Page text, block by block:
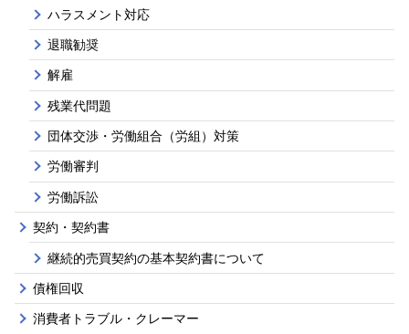
ハラスメント対応
退職勧奨
解雇
残業代問題
団体交渉・労働組合（労組）対策
労働審判
労働訴訟
契約・契約書
継続的売買契約の基本契約書について
債権回収
消費者トラブル・クレーマー